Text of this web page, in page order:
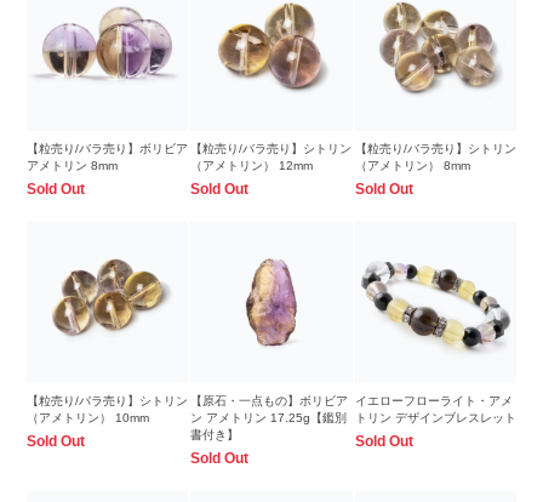
【粒売り/バラ売り】ボリビア
アメトリン 8mm
Sold Out
【粒売り/バラ売り】シトリン
（アメトリン） 12mm
Sold Out
【粒売り/バラ売り】シトリン
（アメトリン） 8mm
Sold Out
【粒売り/バラ売り】シトリン
（アメトリン） 10mm
Sold Out
【原石・一点もの】ボリビア
ン アメトリン 17.25g【鑑別
書付き】
Sold Out
イエローフローライト・アメ
トリン デザインブレスレット
Sold Out